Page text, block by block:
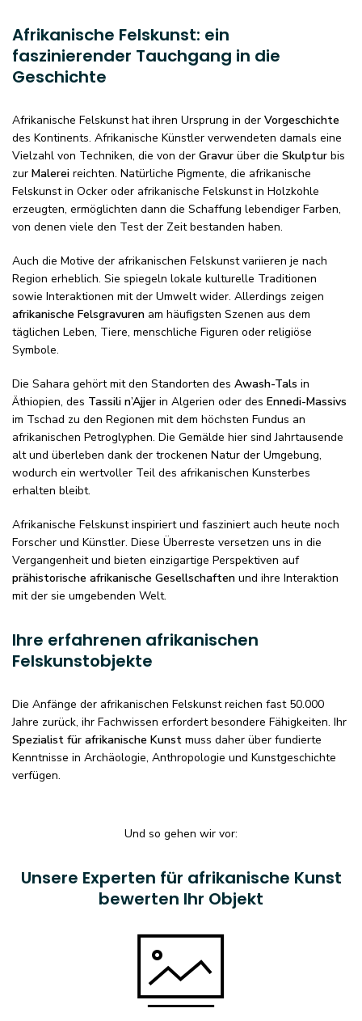
Afrikanische Felskunst: ein
faszinierender Tauchgang in die
Geschichte
Afrikanische Felskunst hat ihren Ursprung in der Vorgeschichte
des Kontinents. Afrikanische Künstler verwendeten damals eine
Vielzahl von Techniken, die von der Gravur über die Skulptur bis
zur Malerei reichten. Natürliche Pigmente, die afrikanische
Felskunst in Ocker oder afrikanische Felskunst in Holzkohle
erzeugten, ermöglichten dann die Schaffung lebendiger Farben,
von denen viele den Test der Zeit bestanden haben.
Auch die Motive der afrikanischen Felskunst variieren je nach
Region erheblich. Sie spiegeln lokale kulturelle Traditionen
sowie Interaktionen mit der Umwelt wider. Allerdings zeigen
afrikanische Felsgravuren am häufigsten Szenen aus dem
täglichen Leben, Tiere, menschliche Figuren oder religiöse
Symbole.
Die Sahara gehört mit den Standorten des Awash-Tals in
Äthiopien, des Tassili n’Ajjer in Algerien oder des Ennedi-Massivs
im Tschad zu den Regionen mit dem höchsten Fundus an
afrikanischen Petroglyphen. Die Gemälde hier sind Jahrtausende
alt und überleben dank der trockenen Natur der Umgebung,
wodurch ein wertvoller Teil des afrikanischen Kunsterbes
erhalten bleibt.
Afrikanische Felskunst inspiriert und fasziniert auch heute noch
Forscher und Künstler. Diese Überreste versetzen uns in die
Vergangenheit und bieten einzigartige Perspektiven auf
prähistorische afrikanische Gesellschaften und ihre Interaktion
mit der sie umgebenden Welt.
Ihre erfahrenen afrikanischen
Felskunstobjekte
Die Anfänge der afrikanischen Felskunst reichen fast 50.000
Jahre zurück, ihr Fachwissen erfordert besondere Fähigkeiten. Ihr
Spezialist für afrikanische Kunst muss daher über fundierte
Kenntnisse in Archäologie, Anthropologie und Kunstgeschichte
verfügen.
Und so gehen wir vor:
Unsere Experten für afrikanische Kunst
bewerten Ihr Objekt